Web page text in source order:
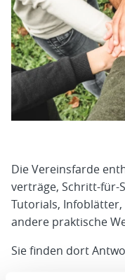
Die Vereinsfarde
verträge, Schritt-für-
Tutorials,
andere praktische
Sie finden dort